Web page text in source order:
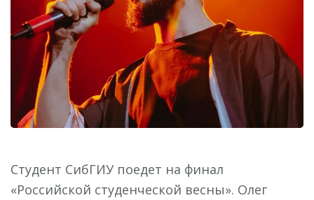
Студент СибГИУ поедет на финал
«Российской студенческой весны». Олег